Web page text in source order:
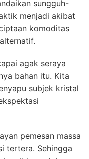
sungguh-
menjadi akibat
komoditas
agak seraya
bahan itu. Kita
subjek kristal
pemesan massa
tertera. Sehingga